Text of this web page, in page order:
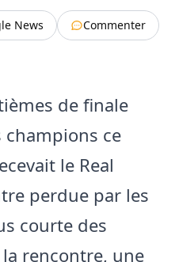
News
Commenter
de finale
champions ce
le Real
perdue par les
courte des
rencontre, une